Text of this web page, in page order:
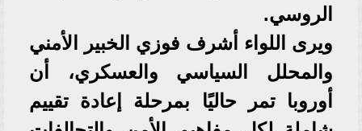
الروسي.
ويرى اللواء أشرف فوزي الخبير الأمني
والمحلل السياسي والعسكري، أن
أوروبا تمر حاليًا بمرحلة إعادة تقييم